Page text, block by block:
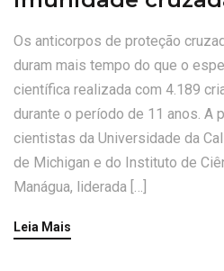
Os anticorpos de proteção
duram mais tempo do que o
científica realizada com 4.189
durante o período de 11 anos. A
cientistas da Universidade da
de Michigan e do Instituto de
Manágua, liderada […]
Leia Mais